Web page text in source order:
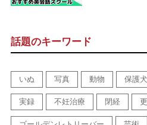
話題のキーワード
いぬ 写真 動物 保護犬
実録 不妊治療 閉経